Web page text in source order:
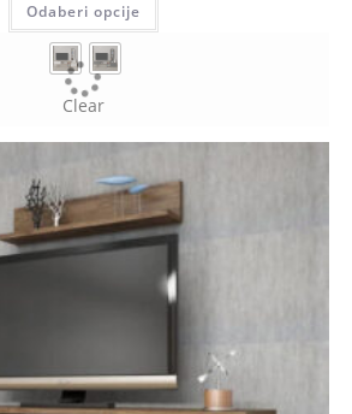
Odaberi opcije
Clear